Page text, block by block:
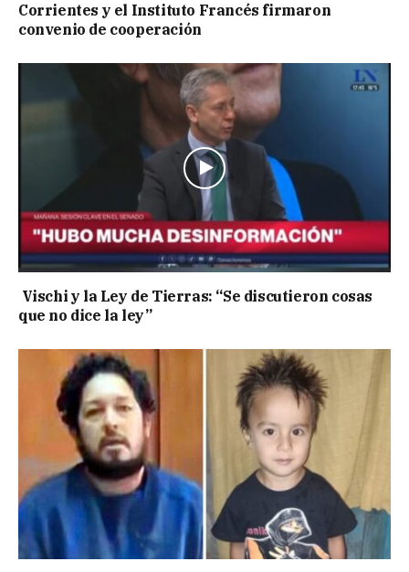
Corrientes y el Instituto Francés firmaron
convenio de cooperación
Vischi y la Ley de Tierras: “Se discutieron cosas
que no dice la ley”